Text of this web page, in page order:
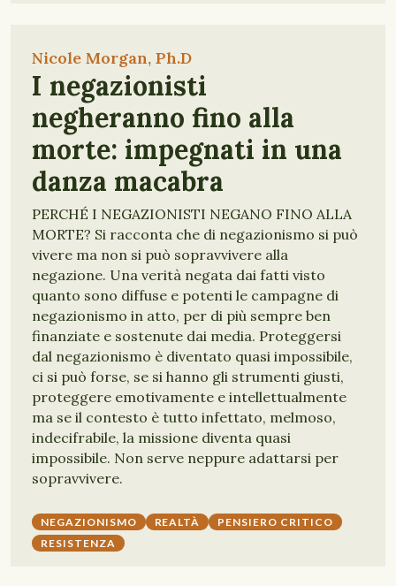
Nicole Morgan, Ph.D
I negazionisti
negheranno fino alla
morte: impegnati in una
danza macabra
PERCHÉ I NEGAZIONISTI NEGANO FINO ALLA
MORTE? Si racconta che di negazionismo si può
vivere ma non si può sopravvivere alla
negazione. Una verità negata dai fatti visto
quanto sono diffuse e potenti le campagne di
negazionismo in atto, per di più sempre ben
finanziate e sostenute dai media. Proteggersi
dal negazionismo è diventato quasi impossibile,
ci si può forse, se si hanno gli strumenti giusti,
proteggere emotivamente e intellettualmente
ma se il contesto è tutto infettato, melmoso,
indecifrabile, la missione diventa quasi
impossibile. Non serve neppure adattarsi per
sopravvivere.
NEGAZIONISMO REALTÀ
PENSIERO CRITICO
RESISTENZA